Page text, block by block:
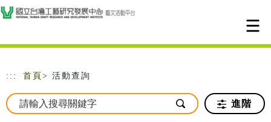
跳到主要內容
網站導覽
::: 首頁 > 活動查詢
進階